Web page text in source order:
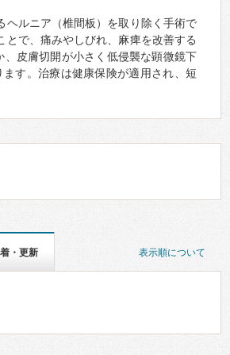
ヘルニア（椎間板）を取り除く手術で
で、痛みやしびれ、麻痺を改善する
皮膚切開が小さく低侵襲な顕微鏡下
す。治療は健康保険が適用され、短
表示順について
・更新